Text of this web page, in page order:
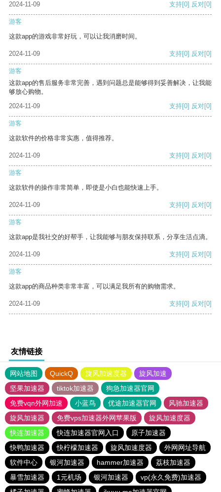
2024-11-09
支持[0] 反对[0]
游客
这款app的游戏非常好玩，可以让我消磨时间。
2024-11-09 支持[0] 反对[0]
游客
这款app的售后服务非常完善，遇到问题总是能够得到妥善解决，让我能
够放心购物。
2024-11-09
支持[0] 反对[0]
游客
这款软件的价格非常实惠，值得推荐。
2024-11-09 支持[0] 反对[0]
游客
这款软件的操作非常简单，即使是小白也能快速上手。
2024-11-09 支持[0] 反对[0]
游客
这款app是我社交的好帮手，让我能够与朋友保持联系，分享生活点滴。
2024-11-09 支持[0] 反对[0]
游客
这款app的商品种类非常丰富，可以满足我所有的购物需求。
2024-11-09 支持[0] 反对[0]
友情链接
网站地图 QuickQ 旋风加速度器
旋风加速
坚果加速器
tiktok加速器
狗急加速器官网
免费vqn外网加速
小蓝鸟 优途加速器官网
风驰加速器
旋风加速器
免费vps加速器外网苹果版
旋风加速度器
快连加速器
快连加速器官网入口
原子加速器
快鸭加速器
快柠檬加速器 旋风加速度器
外网网址导航
软件中心
银河加速器 hammer加速器
荔枝加速器
暴雪加速器
1元机场 银河加速器
vp(永久免费)加速器